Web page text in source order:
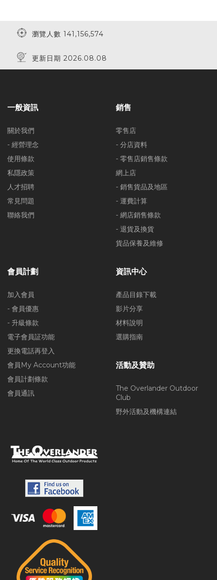
瀏覽人數 141,156,574
更新日期 2026.08.08
一般資訊
關於我們
- 經營理念
使用條款
私隱政策
人才招聘
常見問題
聯絡我們
銷售
零售店
- 分店資料
- 零售店銷售條款
網上店
- 銷售貨品及地區
- 運費計算
- 網店銷售條款
- 退貨及換貨
貨品保養及維修
會員計劃
加入會員
- 會員優惠
- 升級條款
電子會員証功能
更換電話再登入
會員My Account功能
會員計劃條款
會員通訊
資訊中心
產品目錄下載
影片分享
材料說明
選購指南
活動及贊助
The Overlander Outdoor
Club
野外活動及機構連結